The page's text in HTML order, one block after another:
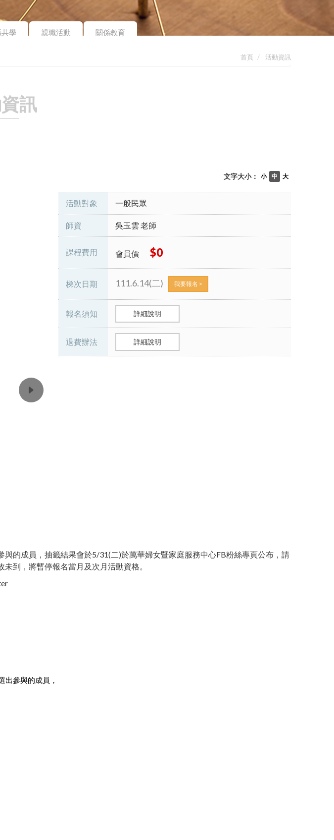
學 親職活動 關係教育
首頁 活動資訊
訊
大
中
小
文字大小：
活動對象 一般民眾
師資 吳玉雲 老師
課程費用 會員價 $0
梯次日期 111.6.14(二) 我要報名 >
報名須知 詳細說明
退費辦法 詳細說明
的成員，抽籤結果會於5/31(二)於萬華婦女暨家庭服務中心FB粉絲專頁公布，請
到，將暫停報名當月及次月活動資格。